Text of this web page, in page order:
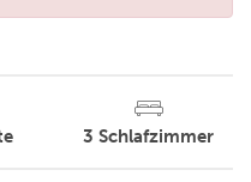
3 Schlafzimmer